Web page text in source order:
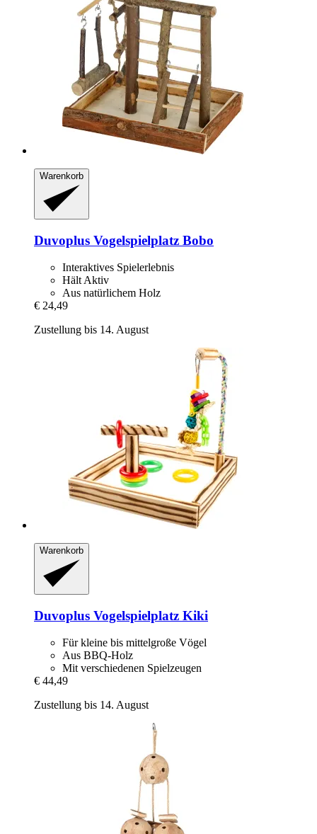
Warenkorb
Duvoplus Vogelspielplatz Bobo
Interaktives Spielerlebnis
Hält Aktiv
Aus natürlichem Holz
€ 24,49
Zustellung bis 14. August
Warenkorb
Duvoplus Vogelspielplatz Kiki
Für kleine bis mittelgroße Vögel
Aus BBQ-Holz
Mit verschiedenen Spielzeugen
€ 44,49
Zustellung bis 14. August